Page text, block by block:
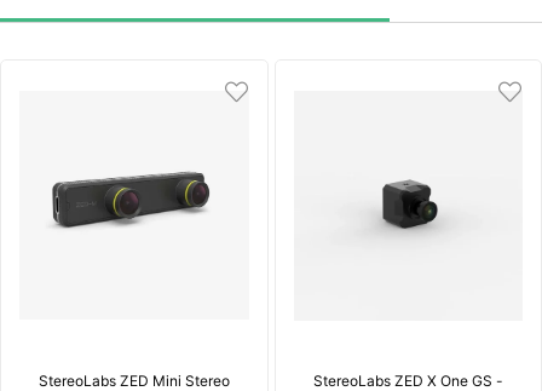
StereoLabs ZED Mini Stereo
StereoLabs ZED X One GS -